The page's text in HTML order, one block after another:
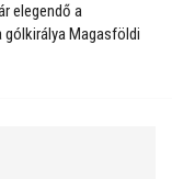
elegendő a
gólkirálya Magasföldi